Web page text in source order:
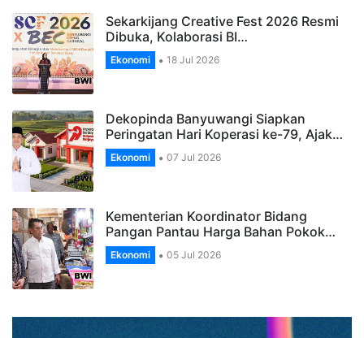
Sekarkijang Creative Fest 2026 Resmi
Dibuka, Kolaborasi BI…
Ekonomi 18 Jul 2026
Dekopinda Banyuwangi Siapkan
Peringatan Hari Koperasi ke-79, Ajak…
Ekonomi 07 Jul 2026
Kementerian Koordinator Bidang
Pangan Pantau Harga Bahan Pokok…
Ekonomi 05 Jul 2026